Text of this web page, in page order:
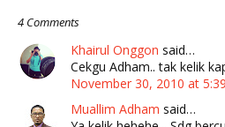
4 Comments
Khairul Onggon said…
Cekgu Adham.. tak kelik
November 30, 2010 at
Muallim Adham said…